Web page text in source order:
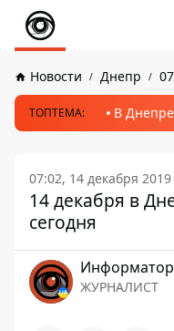
Новости Днепр
ТОПТЕМА: В
07:02, 14 декабря 2019
14 декабря в
сегодня
ЖУРНАЛИСТ